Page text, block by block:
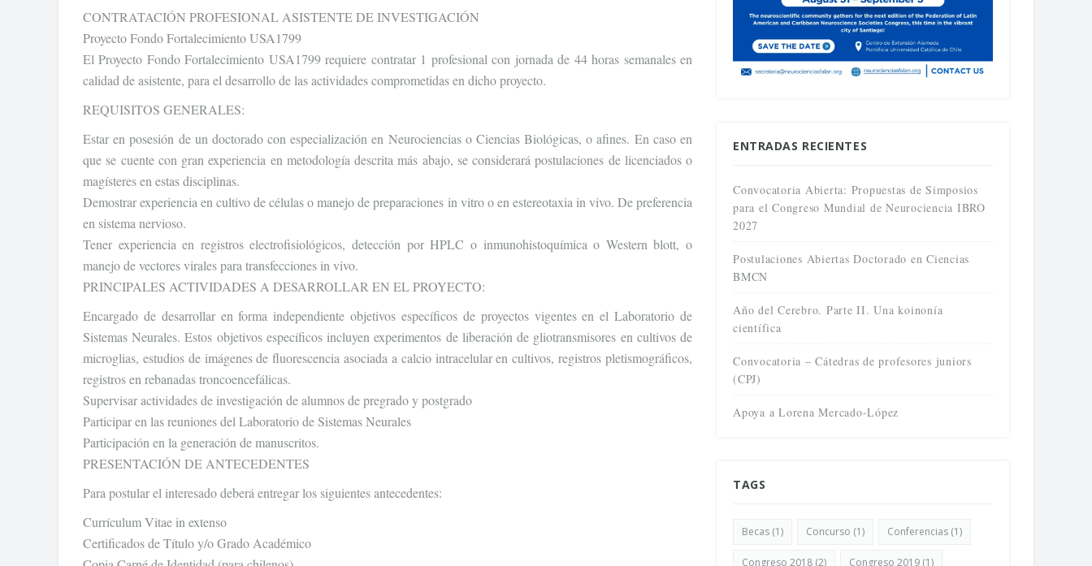
CONTRATACIÓN PROFESIONAL ASISTENTE DE INVESTIGACIÓN
Proyecto Fondo Fortalecimiento USA1799
El Proyecto Fondo Fortalecimiento USA1799 requiere contratar 1 profesional con jornada de 44 horas semanales en
calidad de asistente, para el desarrollo de las actividades comprometidas en dicho proyecto.
REQUISITOS GENERALES:
Estar en posesión de un doctorado con especialización en Neurociencias o Ciencias Biológicas, o afines. En caso en
que se cuente con gran experiencia en metodología descrita más abajo, se considerará postulaciones de licenciados o
magísteres en estas disciplinas.
Demostrar experiencia en cultivo de células o manejo de preparaciones in vitro o en estereotaxia in vivo. De preferencia
en sistema nervioso.
Tener experiencia en registros electrofisiológicos, detección por HPLC o inmunohistoquímica o Western blott, o
manejo de vectores virales para transfecciones in vivo.
PRINCIPALES ACTIVIDADES A DESARROLLAR EN EL PROYECTO:
Encargado de desarrollar en forma independiente objetivos específicos de proyectos vigentes en el Laboratorio de
Sistemas Neurales. Estos objetivos específicos incluyen experimentos de liberación de gliotransmisores en cultivos de
microglias, estudios de imágenes de fluorescencia asociada a calcio intracelular en cultivos, registros pletismográficos,
registros en rebanadas troncoencefálicas.
Supervisar actividades de investigación de alumnos de pregrado y postgrado
Participar en las reuniones del Laboratorio de Sistemas Neurales
Participación en la generación de manuscritos.
PRESENTACIÓN DE ANTECEDENTES
Para postular el interesado deberá entregar los siguientes antecedentes:
Currículum Vitae in extenso
Certificados de Título y/o Grado Académico
ENTRADAS RECIENTES
Convocatoria Abierta: Propuestas de Simposios
para el Congreso Mundial de Neurociencia IBRO
2027
Postulaciones Abiertas Doctorado en Ciencias
BMCN
Año del Cerebro. Parte II. Una koinonía
científica
Convocatoria – Cátedras de profesores juniors
(CPJ)
Apoya a Lorena Mercado-López
TAGS
Becas (1) Concurso (1) Conferencias (1)
Congreso 2018 (2) Congreso 2019 (1)